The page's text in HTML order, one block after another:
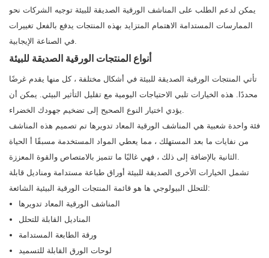
يمكن لدعم الطلب على المناشف الورقية الصديقة للبيئة توجيه الشركات نحو
الممارسات المستدامة الاهتمام المتزايد بهذه المنتجات يدفع بالفعل تغييرات
في الصناعة الإيجابية.
أنواع المنتجات الورقية الصديقة للبيئة
تأتي المنتجات الورقية الصديقة للبيئة في أشكال مختلفة ، كل منها يقدم غرضًا
محددًا. هذه الخيارات تلبي الاحتياجات اليومية مع تقليل التأثير البيئي. يمكن أن
يؤدي اختيار النوع الصحيح إلى تضخيم جهودك الخضراء.
فئة واحدة شعبية هي المناشف الورقية المعاد تدويرها تم تصميم هذه المناشف
من نفايات ما بعد المستهلك ، مما يعطي المواد المستخدمة مسبقًا أ الحياة
الثانية بالإضافة إلى ذلك ، فهي غالبًا ما تتميز بالامتصاص والقوة المعززة.
تشمل الخيارات الأخرى الصديقة للبيئة أوراق طباعة مستدامة ومناديل قابلة
للتحلل البيولوجي ها هو قائمة المنتجات الورقية البيئية الشائعة:
المناشف الورقية المعاد تدويرها
المناديل القابلة للتحلل
ورقة الطابعة المستدامة
لوحات الورق القابلة للتسميد